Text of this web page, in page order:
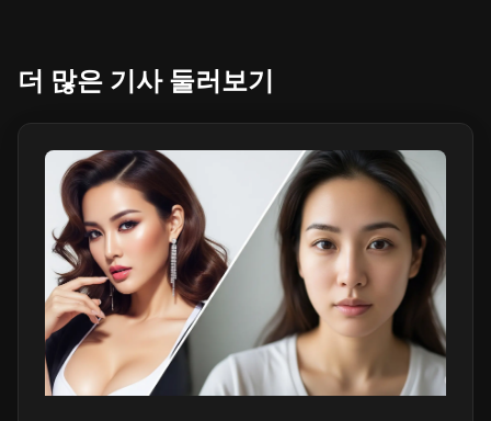
더 많은 기사 둘러보기